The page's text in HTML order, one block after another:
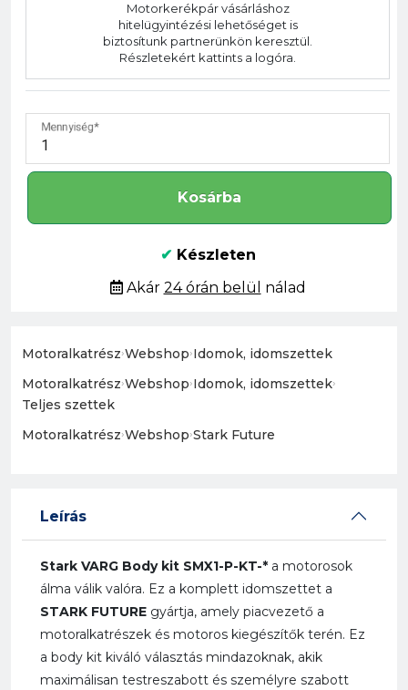
Motorkerékpár vásárláshoz
hitelügyintézési lehetőséget is
biztosítunk partnerünkön keresztül.
Részletekért kattints a logóra.
Mennyiség
Kosárba
✔ Készleten
Akár 24 órán belül nálad
Motoralkatrész›Webshop›Idomok, idomszettek
Motoralkatrész›Webshop›Idomok, idomszettek›
Teljes szettek
Motoralkatrész›Webshop›Stark Future
Leírás
Stark VARG Body kit SMX1-P-KT-* a motorosok
álma válik valóra. Ez a komplett idomszettet a
STARK FUTURE gyártja, amely piacvezető a
motoralkatrészek és motoros kiegészítők terén. Ez
a body kit kiváló választás mindazoknak, akik
maximálisan testreszabott és személyre szabott